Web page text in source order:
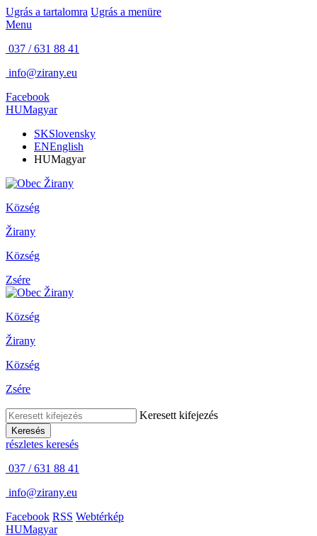
Ugrás a tartalomra Ugrás a menüre
Menu
037 / 631 88 41
info@zirany.eu
Facebook
HUMagyar
SKSlovensky
ENEnglish
HUMagyar
Község
Žirany
Község
Zsére
Község
Žirany
Község
Zsére
Keresett kifejezés
Keresés
részletes keresés
037 / 631 88 41
info@zirany.eu
Facebook RSS Webtérkép
HUMagyar